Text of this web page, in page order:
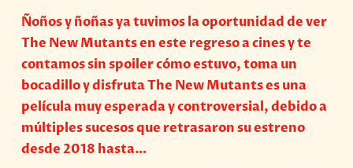
Ñoños y ñoñas ya tuvimos la oportunidad de ver
The New Mutants en este regreso a cines y te
contamos sin spoiler cómo estuvo, toma un
bocadillo y disfruta The New Mutants es una
película muy esperada y controversial, debido a
múltiples sucesos que retrasaron su estreno
desde 2018 hasta…